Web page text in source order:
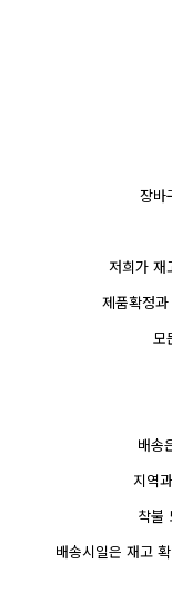
장바
저희가 재
제품확정
모
배송
지역
착불
배송시일은 재고